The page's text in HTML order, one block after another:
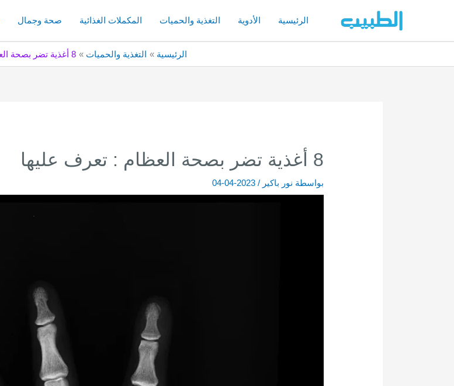
الرئيسية الأدوية التغذية والحميات المكملات الغذائية صحة وجمال
الرئيسية التغذية والحميات 8 أغذية تضر بصحة العظام : تعرف عليها
8 أغذية تضر بصحة العظام : تعرف عليها
بواسطة نور باكير /
2023-04-04